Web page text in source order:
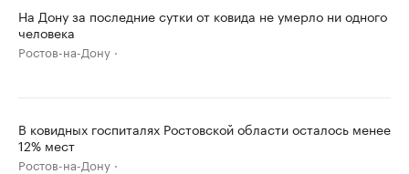
На Дону за последние сутки от ковида не умерло ни одного
человека
Ростов-на-Дону
В ковидных госпиталях Ростовской области осталось менее
12% мест
Ростов-на-Дону